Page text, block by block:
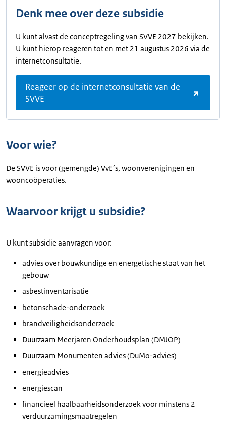
Denk mee over deze subsidie
U kunt alvast de conceptregeling van SVVE 2027 bekijken.
U kunt hierop reageren tot en met 21 augustus 2026 via de
internetconsultatie.
Reageer op de internetconsultatie van de
SVVE
Voor wie?
De SVVE is voor (gemengde) VvE’s, woonverenigingen en
wooncoöperaties.
Waarvoor krijgt u subsidie?
U kunt subsidie aanvragen voor:
advies over bouwkundige en energetische staat van het
gebouw
asbestinventarisatie
betonschade-onderzoek
brandveiligheidsonderzoek
Duurzaam Meerjaren Onderhoudsplan (DMJOP)
Duurzaam Monumenten advies (DuMo-advies)
energieadvies
energiescan
financieel haalbaarheidsonderzoek voor minstens 2
verduurzamingsmaatregelen